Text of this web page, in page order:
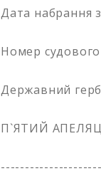
Дата набрання
Номер
Державний
П`ЯТИЙ